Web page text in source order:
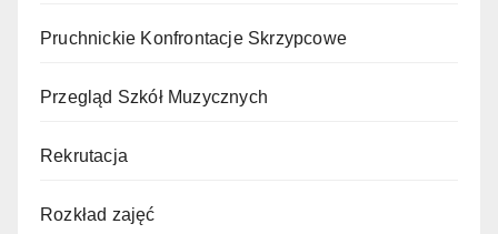
Pruchnickie Konfrontacje Skrzypcowe
Przegląd Szkół Muzycznych
Rekrutacja
Rozkład zajęć